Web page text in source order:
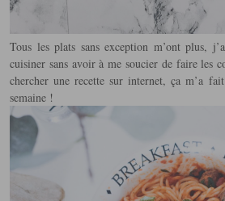
Tous les plats sans exception m’ont plus,
cuisiner sans avoir à me soucier de faire les
chercher une recette sur internet, ça m’a
semaine !